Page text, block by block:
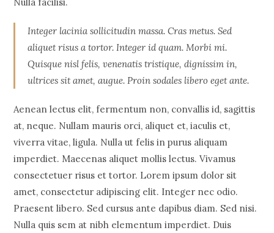
Integer lacinia sollicitudin massa. Cras metus. Sed
aliquet risus a tortor. Integer id quam. Morbi mi.
Quisque nisl felis, venenatis tristique, dignissim in,
ultrices sit amet, augue. Proin sodales libero eget ante.
Aenean lectus elit, fermentum non, convallis id, sagittis
at, neque. Nullam mauris orci, aliquet et, iaculis et,
viverra vitae, ligula. Nulla ut felis in purus aliquam
imperdiet. Maecenas aliquet mollis lectus. Vivamus
consectetuer risus et tortor. Lorem ipsum dolor sit
amet, consectetur adipiscing elit. Integer nec odio.
Praesent libero. Sed cursus ante dapibus diam. Sed nisi.
Nulla quis sem at nibh elementum imperdiet. Duis